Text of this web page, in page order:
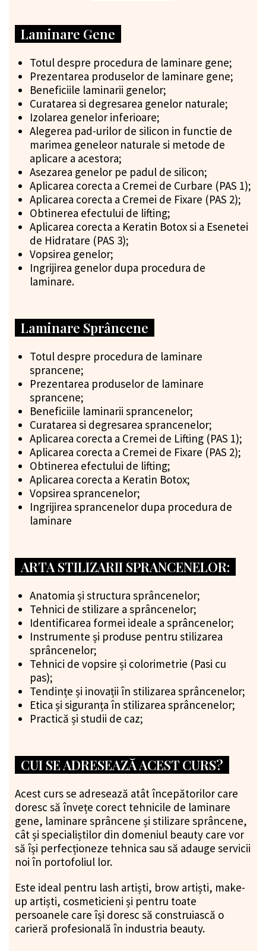
Laminare Gene
Totul despre procedura de laminare gene;
Prezentarea produselor de laminare gene;
Beneficiile laminarii genelor;
Curatarea si degresarea genelor naturale;
Izolarea genelor inferioare;
Alegerea pad-urilor de silicon in functie de
marimea geneleor naturale si metode de
aplicare a acestora;
Asezarea genelor pe padul de silicon;
Aplicarea corecta a Cremei de Curbare (PAS 1);
Aplicarea corecta a Cremei de Fixare (PAS 2);
Obtinerea efectului de lifting;
Aplicarea corecta a Keratin Botox si a Esenetei
de Hidratare (PAS 3);
Vopsirea genelor;
Ingrijirea genelor dupa procedura de
laminare.
Laminare Sprâncene
Totul despre procedura de laminare
sprancene;
Prezentarea produselor de laminare
sprancene;
Beneficiile laminarii sprancenelor;
Curatarea si degresarea sprancenelor;
Aplicarea corecta a Cremei de Lifting (PAS 1);
Aplicarea corecta a Cremei de Fixare (PAS 2);
Obtinerea efectului de lifting;
Aplicarea corecta a Keratin Botox;
Vopsirea sprancenelor;
Ingrijirea sprancenelor dupa procedura de
laminare
ARTA STILIZARII SPRANCENELOR:
Anatomia și structura sprâncenelor;
Tehnici de stilizare a sprâncenelor;
Identificarea formei ideale a sprâncenelor;
Instrumente și produse pentru stilizarea
sprâncenelor;
Tehnici de vopsire și colorimetrie (Pasi cu
pas);
Tendințe și inovații în stilizarea sprâncenelor;
Etica și siguranța în stilizarea sprâncenelor;
Practică și studii de caz;
CUI SE ADRESEAZĂ ACEST CURS?
Acest curs se adresează atât începătorilor care
doresc să învețe corect tehnicile de laminare
gene, laminare sprâncene și stilizare sprâncene,
cât și specialiștilor din domeniul beauty care vor
să își perfecționeze tehnica sau să adauge servicii
noi în portofoliul lor.
Este ideal pentru lash artiști, brow artiști, make-
up artiști, cosmeticieni și pentru toate
persoanele care își doresc să construiască o
carieră profesională în industria beauty.